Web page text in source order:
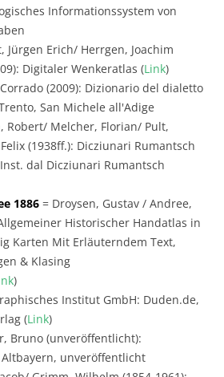
Informationssystem von
Jürgen Erich/ Herrgen, Joachim
Digitaler Wenkeratlas (Link)
(2009): Dizionario del dialetto
San Michele all'Adige
Robert/ Melcher, Florian/ Pult,
(1938ff.): Dicziunari Rumantsch
dal Dicziunari Rumantsch
1886 = Droysen, Gustav / Andree,
Historischer Handatlas in
Karten Mit Erläuterndem Text,
& Klasing
)
Institut GmbH: Duden.de,
(Link)
Bruno (unveröffentlicht):
unveröffentlicht